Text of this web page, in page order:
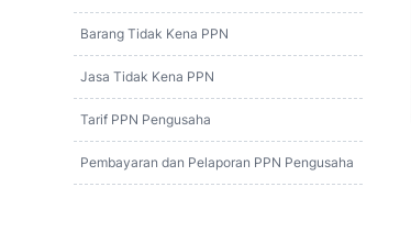
Barang Tidak Kena PPN
Jasa Tidak Kena PPN
Tarif PPN Pengusaha
Pembayaran dan Pelaporan PPN Pengusaha